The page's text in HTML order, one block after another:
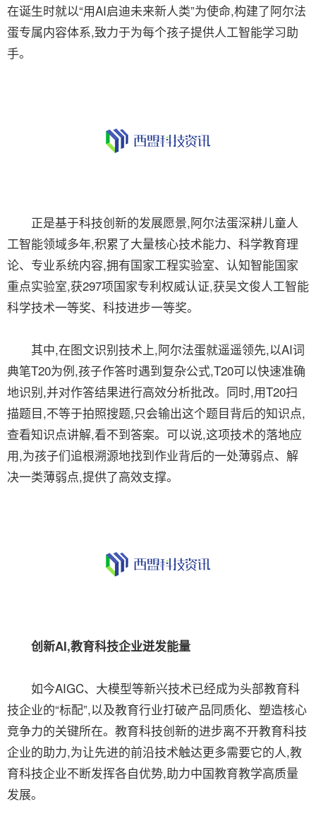
在诞生时就以“用AI启迪未来新人类”为使命,构建了阿尔法
蛋专属内容体系,致力于为每个孩子提供人工智能学习助
手。
正是基于科技创新的发展愿景,阿尔法蛋深耕儿童人
工智能领域多年,积累了大量核心技术能力、科学教育理
论、专业系统内容,拥有国家工程实验室、认知智能国家
重点实验室,获297项国家专利权威认证,获吴文俊人工智能
科学技术一等奖、科技进步一等奖。
其中,在图文识别技术上,阿尔法蛋就遥遥领先,以AI词
典笔T20为例,孩子作答时遇到复杂公式,T20可以快速准确
地识别,并对作答结果进行高效分析批改。同时,用T20扫
描题目,不等于拍照搜题,只会输出这个题目背后的知识点,
查看知识点讲解,看不到答案。可以说,这项技术的落地应
用,为孩子们追根溯源地找到作业背后的一处薄弱点、解
决一类薄弱点,提供了高效支撑。
创新AI,教育科技企业迸发能量
如今AIGC、大模型等新兴技术已经成为头部教育科
技企业的“标配”,以及教育行业打破产品同质化、塑造核心
竞争力的关键所在。教育科技创新的进步离不开教育科技
企业的助力,为让先进的前沿技术触达更多需要它的人,教
育科技企业不断发挥各自优势,助力中国教育教学高质量
发展。